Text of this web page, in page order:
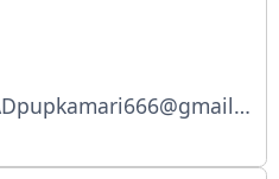
по рекламе ADpupkamari666@gmail.com @pupkamarishka66 соц.сети